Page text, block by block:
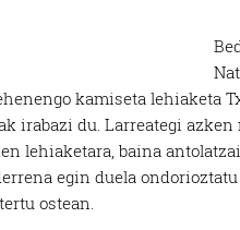
kamiseta lehiaketa
irabazi du. Larreategi azken
lehiaketara, baina
egin duela
ostean.